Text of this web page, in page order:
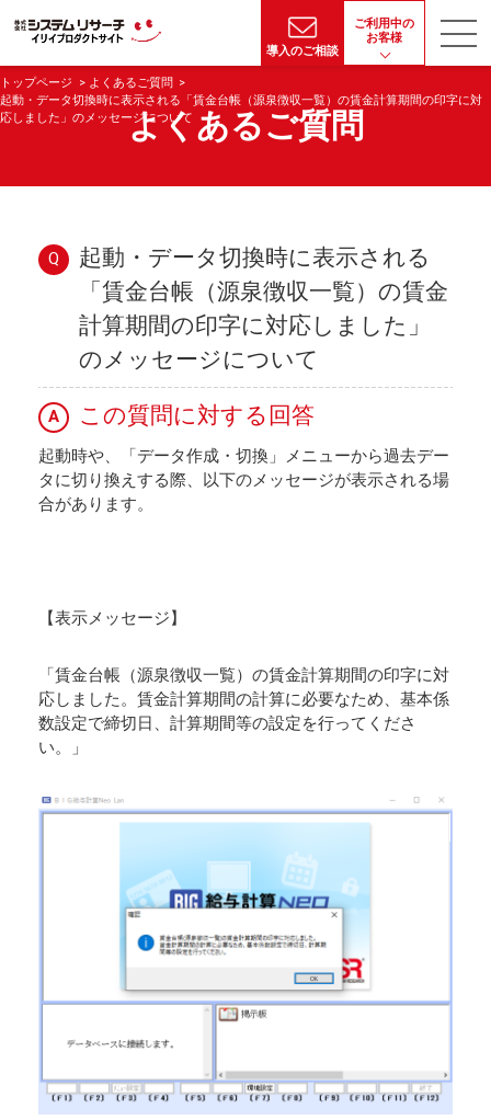
導入のご相談
ご利用中の
お客様
トップページ
よくあるご質問
起動・データ切換時に表示される「賃金台帳（源泉徴収一覧）の賃金計算期間の印字に対
応しました」のメッセージについてよくあるご質問
Q
起動・データ切換時に表示される
「賃金台帳（源泉徴収一覧）の賃金
計算期間の印字に対応しました」
のメッセージについて
A この質問に対する回答
起動時や、「データ作成・切換」メニューから過去デー
タに切り換えする際、以下のメッセージが表示される場
合があります。
【表示メッセージ】
「賃金台帳（源泉徴収一覧）の賃金計算期間の印字に対
応しました。賃金計算期間の計算に必要なため、基本係
数設定で締切日、計算期間等の設定を行ってくださ
い。」